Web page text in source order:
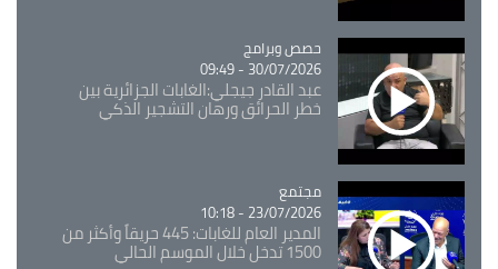
Catégorie
حصص وبرامج
30/07/2026 - 09:49
عبد القادر جيجلي:الغابات الجزائرية بين
خطر الحرائق ورهان التشجير الذكي
Catégorie
مجتمع
23/07/2026 - 10:18
المدير العام للغابات: 445 حريقاً وأكثر من
1500 تدخل خلال الموسم الحالي